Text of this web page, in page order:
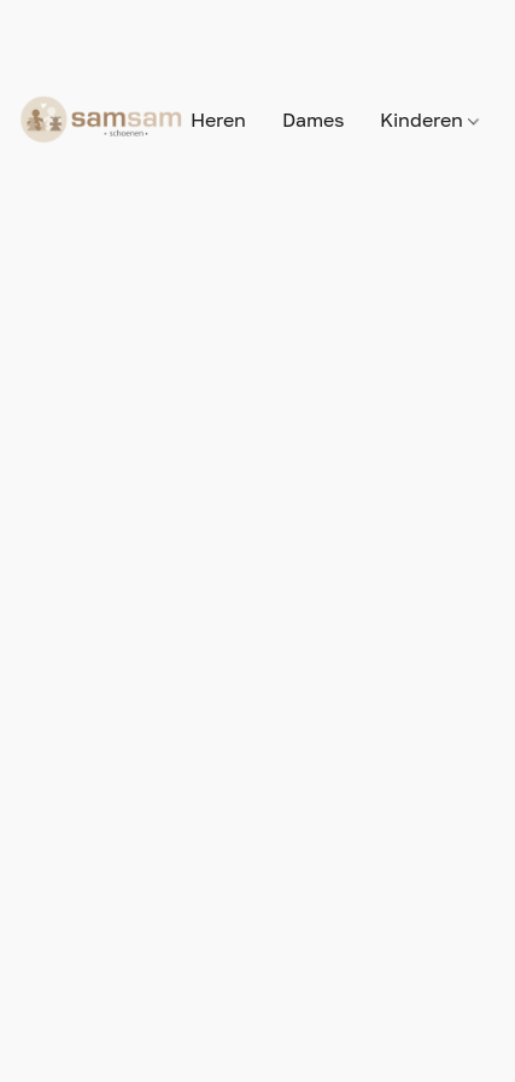
Heren Dames Kinderen